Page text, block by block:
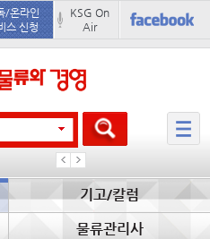
/온라인
스 신청
KSG On
Air
기고/칼럼
물류관리사